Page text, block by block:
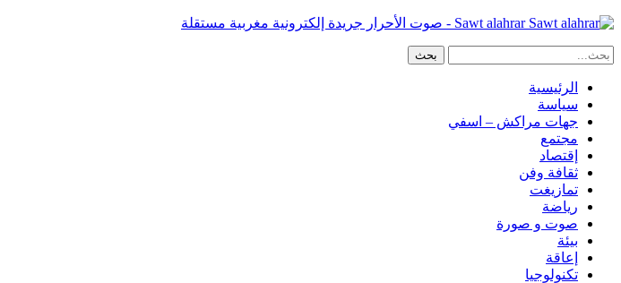
Sawt alahrar - صوت الأحرار جريدة إلكترونية مغربية مستقلة
الرئيسية
سياسة
جهات مراكش – اسفي
مجتمع
إقتصاد
ثقافة وفن
تمازيغت
رياضة
صوت و صورة
بيئة
إعاقة
تكنولوجيا